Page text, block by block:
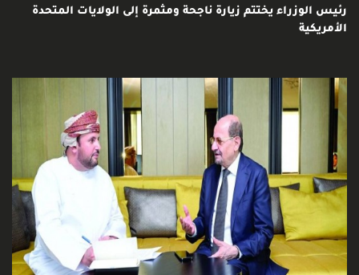
رئيس الوزراء يختتم زيارة ناجحة ومثمرة إلى الولايات المتحدة
الأمريكية